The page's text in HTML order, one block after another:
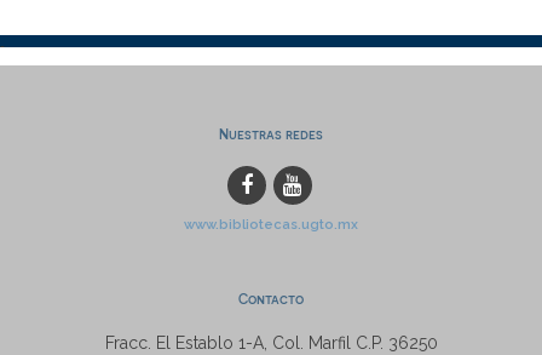
Nuestras redes
www.bibliotecas.ugto.mx
Contacto
Fracc. El Establo 1-A, Col. Marfil C.P. 36250